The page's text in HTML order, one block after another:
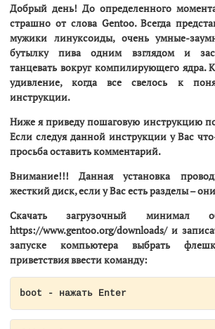
Добрый день! До определенного
страшно от слова Gentoo. Всегда
мужики линуксоиды, очень умные-
бутылку пива одним взглядом и
танцевать вокруг компилирующего ядра.
удивление, когда все свелось к
инструкции.
Ниже я приведу пошаговую инструкцию
Если следуя данной инструкции у Вас
просьба оставить комментарий.
Внимание!!! Данная установка
жесткий диск, если у Вас есть разделы –
Скачать загрузочный минимал
https://www.gentoo.org/downloads/ и
запуске компьютера выбрать
приветствия ввести команду:
boot - нажать Enter